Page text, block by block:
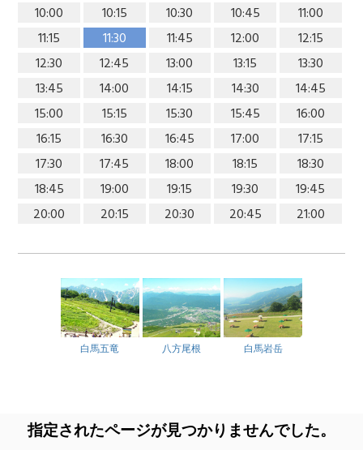
10:00
10:15 10:30 10:45
11:00
11:15
11:30 11:45 12:00
12:15
12:30
12:45 13:00 13:15
13:30
13:45
14:00 14:15 14:30
14:45
15:00
15:15 15:30 15:45
16:00
16:15
16:30 16:45 17:00
17:15
17:30
17:45 18:00 18:15
18:30
18:45
19:00 19:15 19:30
19:45
20:00
20:15 20:30 20:45 21:00
白馬五竜 八方尾根 白馬岩岳